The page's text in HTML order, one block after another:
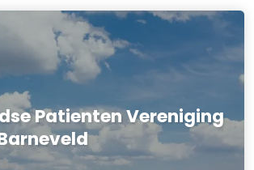
Patienten Vereniging